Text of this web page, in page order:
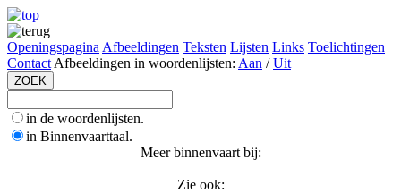
Openingspagina Afbeeldingen Teksten Lijsten Links Toelichtingen
Contact Afbeeldingen in woordenlijsten: Aan /Uit
in de woordenlijsten.
in Binnenvaarttaal.
Meer binnenvaart bij:
Zie ook: